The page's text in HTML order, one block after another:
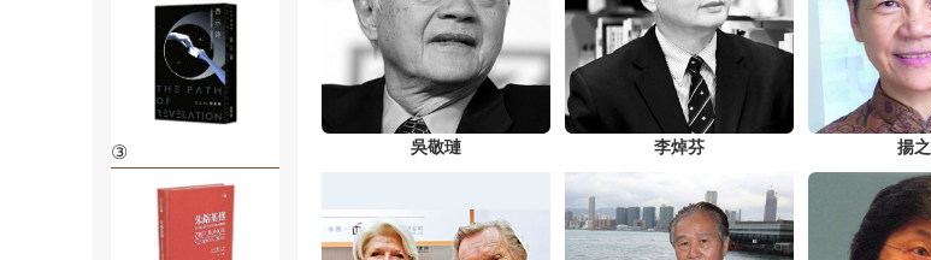
③ 吳敬璉 李焯芬 揚